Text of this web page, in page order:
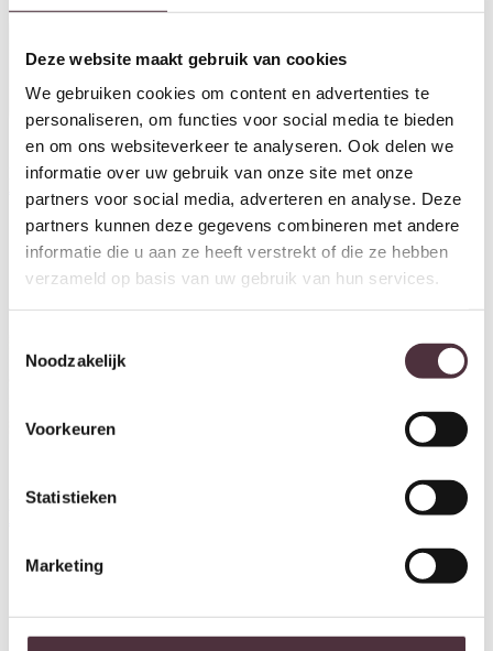
Deze website maakt gebruik van cookies
We gebruiken cookies om content en advertenties te
personaliseren, om functies voor social media te bieden
en om ons websiteverkeer te analyseren. Ook delen we
informatie over uw gebruik van onze site met onze
partners voor social media, adverteren en analyse. Deze
partners kunnen deze gegevens combineren met andere
informatie die u aan ze heeft verstrekt of die ze hebben
verzameld op basis van uw gebruik van hun services.
Noodzakelijk
Voorkeuren
Statistieken
Marketing
Karpi Karpet Season
225,00 - € 349,00Prijsklasse: €225,00 tot €349,00
Karpi Buitenkarpet Soleil
Karpi Karpet Soleil
Prijsklasse: